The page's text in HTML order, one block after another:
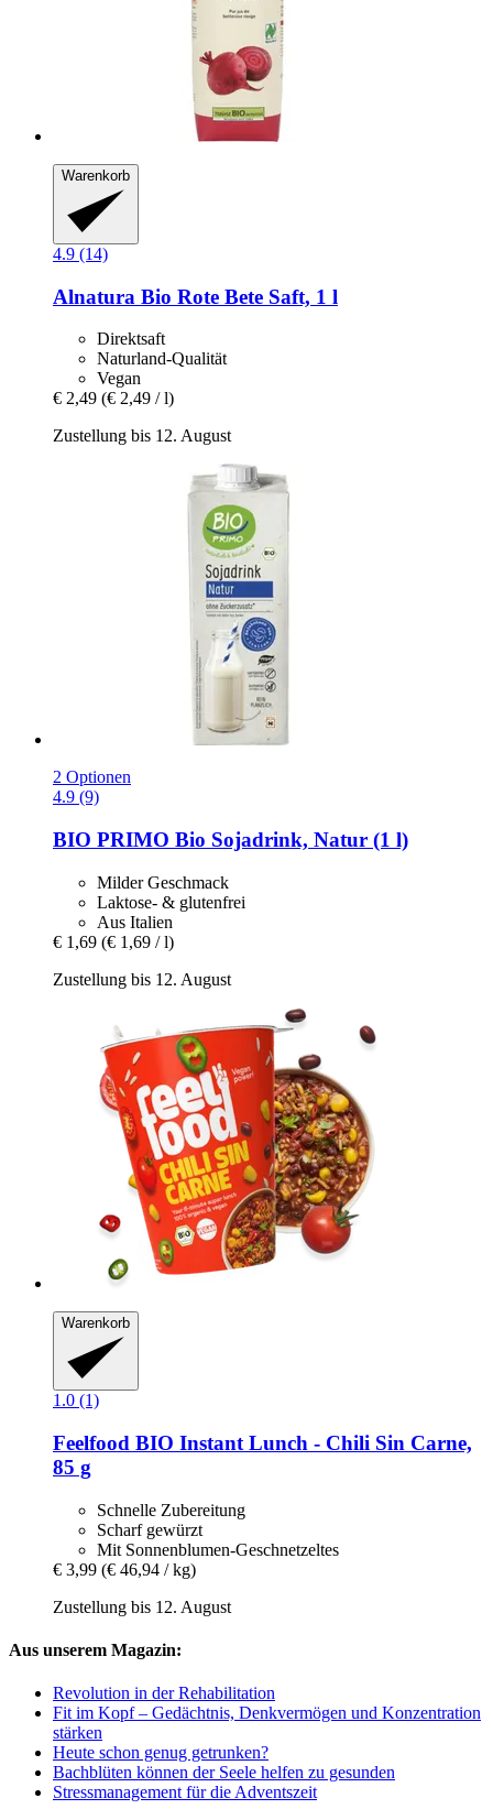
Warenkorb
4.9 (14)
Alnatura Bio Rote Bete Saft, 1 l
Direktsaft
Naturland-Qualität
Vegan
€ 2,49 (€ 2,49 / l)
Zustellung bis 12. August
2 Optionen
4.9 (9)
BIO PRIMO Bio Sojadrink, Natur (1 l)
Milder Geschmack
Laktose- & glutenfrei
Aus Italien
€ 1,69 (€ 1,69 / l)
Zustellung bis 12. August
Warenkorb
1.0 (1)
Feelfood BIO Instant Lunch -​ Chili Sin Carne,
85 g
Schnelle Zubereitung
Scharf gewürzt
Mit Sonnenblumen-Geschnetzeltes
€ 3,99 (€ 46,94 / kg)
Zustellung bis 12. August
Aus unserem Magazin:
Revolution in der Rehabilitation
Fit im Kopf – Gedächtnis, Denkvermögen und Konzentration
stärken
Heute schon genug getrunken?
Bachblüten können der Seele helfen zu gesunden
Stressmanagement für die Adventszeit